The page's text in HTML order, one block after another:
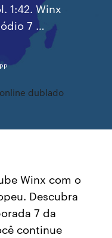
1:42. Winx
7 …
dublado
Winx com o
Descubra
7 da
continue